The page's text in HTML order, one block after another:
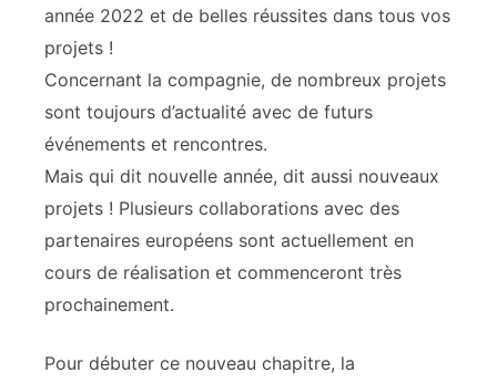
année 2022 et de belles réussites dans tous vos
projets !
Concernant la compagnie, de nombreux projets
sont toujours d’actualité avec de futurs
événements et rencontres.
Mais qui dit nouvelle année, dit aussi nouveaux
projets ! Plusieurs collaborations avec des
partenaires européens sont actuellement en
cours de réalisation et commenceront très
prochainement.
Pour débuter ce nouveau chapitre, la